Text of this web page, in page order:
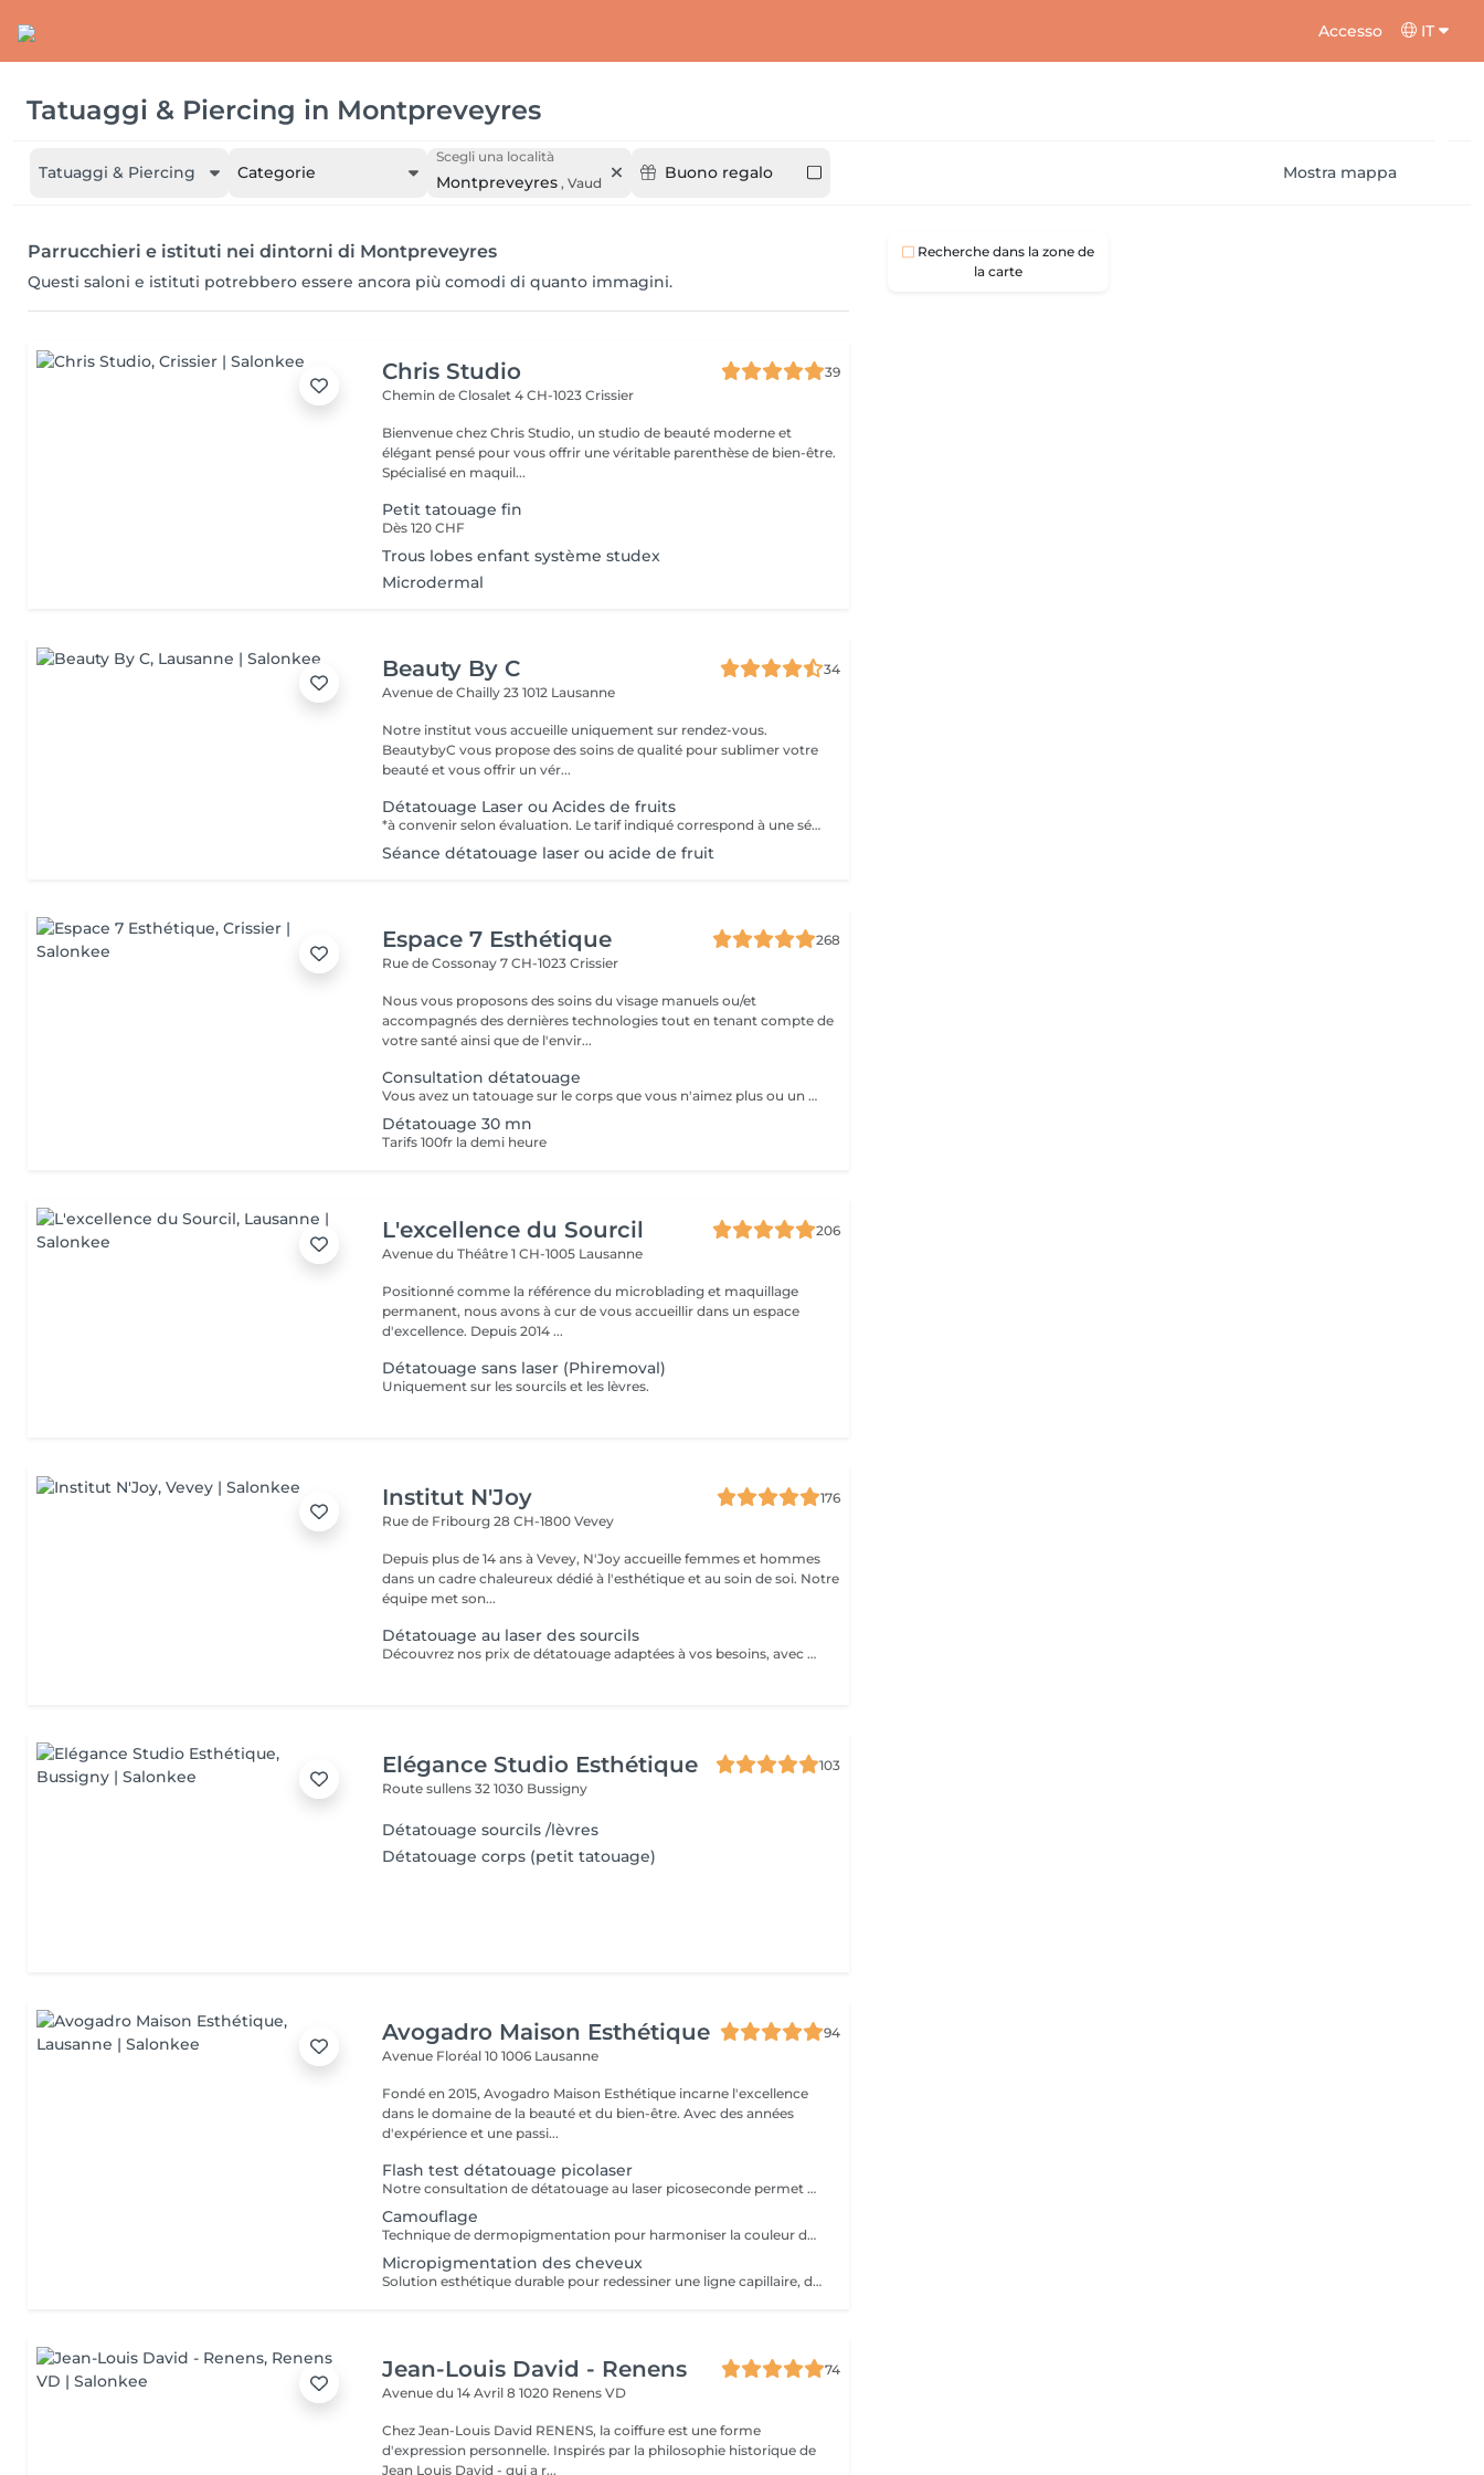
Accesso IT
Tatuaggi & Piercing in Montpreveyres
Tatuaggi & Piercing Categorie
Scegli una località
Montpreveyres , Vaud
Buono regalo Mostra mappa
Parrucchieri e istituti nei dintorni di Montpreveyres
Questi saloni e istituti potrebbero essere ancora più comodi di quanto immagini.
Chris Studio
39
Chemin de Closalet 4CH-1023 Crissier
Bienvenue chez Chris Studio, un studio de beauté moderne et
élégant pensé pour vous offrir une véritable parenthèse de bien-être.
Spécialisé en maquil...
Petit tatouage fin
Dès 120 CHF
Trous lobes enfant système studex
Microdermal
Beauty By C
34
Avenue de Chailly 231012 Lausanne
Notre institut vous accueille uniquement sur rendez-vous.
BeautybyC vous propose des soins de qualité pour sublimer votre
beauté et vous offrir un vér...
Détatouage Laser ou Acides de fruits
*à convenir selon évaluation. Le tarif indiqué correspond à une séance.
Séance détatouage laser ou acide de fruit
Espace 7 Esthétique
268
Rue de Cossonay 7CH-1023 Crissier
Nous vous proposons des soins du visage manuels ou/et
accompagnés des dernières technologies tout en tenant compte de
votre santé ainsi que de l'envir...
Consultation détatouage
Vous avez un tatouage sur le corps que vous n'aimez plus ou un maquillage permanent des sourcils qui a changé de couleur ou que vous n'aimez plus! Avec notre laser NDYAG il est possible d'éliminer les pigments de votre tatouage. Les 50fr vous seront remboursé lors de votre 1ère séance de détatouage.
Détatouage 30 mn
Tarifs 100fr la demi heure
L'excellence du Sourcil
206
Avenue du Théâtre 1CH-1005 Lausanne
Positionné comme la référence du microblading et maquillage
permanent, nous avons à cur de vous accueillir dans un espace
d'excellence. Depuis 2014 ...
Détatouage sans laser (Phiremoval)
Uniquement sur les sourcils et les lèvres.
Institut N'Joy
176
Rue de Fribourg 28CH-1800 Vevey
Depuis plus de 14 ans à Vevey, N'Joy accueille femmes et hommes
dans un cadre chaleureux dédié à l'esthétique et au soin de soi. Notre
équipe met son...
Détatouage au laser des sourcils
Découvrez nos prix de détatouage adaptées à vos besoins, avec des prix clairs et compétitifs, pour vous permettre de prendre une décision en toute sérénité.
Elégance Studio Esthétique
103
Route sullens 321030 Bussigny
Détatouage sourcils /lèvres
Détatouage corps (petit tatouage)
Avogadro Maison Esthétique
94
Avenue Floréal 101006 Lausanne
Fondé en 2015, Avogadro Maison Esthétique incarne l'excellence
dans le domaine de la beauté et du bien-être. Avec des années
d'expérience et une passi...
Flash test détatouage picolaser
Notre consultation de détatouage au laser picoseconde permet d'évaluer votre tatouage et de déterminer le protocole de traitement le plus adapté. Nous analysons la taille, les couleurs, la profondeur du pigment ainsi que votre type de peau afin d'estimer le nombre de séances nécessaires et les résultats attendus. Un test laser peut être réalisé lors de la consultation pour vérifier la réaction de votre peau. Nous vous expliquons également le déroulement du traitement, les précautions à prendre et répondons à toutes vos questions afin de garantir un traitement sûr et efficace.
Camouflage
Technique de dermopigmentation pour harmoniser la couleur de la peau et atténuer visiblement les vergetures, cicatrices et tâches de manière permanente. Pour un devis personnalisé, merci de nous envoyer des photos récentes et nettes de la zone à traiter (prises à la lumière naturelle, sans filtre) par WhatsApp. Nous vous contacterons rapidement.
Micropigmentation des cheveux
Solution esthétique durable pour redessiner une ligne capillaire, densifier les zones clairsemées ou camoufler une calvitie. Pour un devis sur mesure, merci de nous envoyer des photos récentes du cuir chevelu (prises à la lumière naturelle, de face et de profil). Nous vous répondrons rapidement avec une proposition adaptée à vos besoins.
Jean-Louis David - Renens
74
Avenue du 14 Avril 81020 Renens VD
Chez Jean-Louis David RENENS, la coiffure est une forme
d'expression personnelle. Inspirés par la philosophie historique de
Jean Louis David - qui a r...
Recherche dans la zone de
la carte